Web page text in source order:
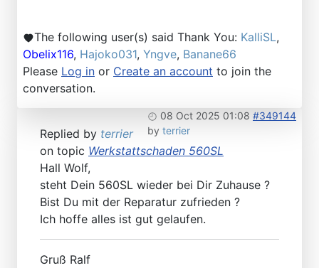
The following user(s) said Thank You: KalliSL,
Obelix116, Hajoko031, Yngve, Banane66
Please Log in or Create an account to join the
conversation.
08 Oct 2025 01:08 #349144
by terrier
Replied by terrier
on topic Werkstattschaden 560SL
Hall Wolf,
steht Dein 560SL wieder bei Dir Zuhause ?
Bist Du mit der Reparatur zufrieden ?
Ich hoffe alles ist gut gelaufen.
Gruß Ralf